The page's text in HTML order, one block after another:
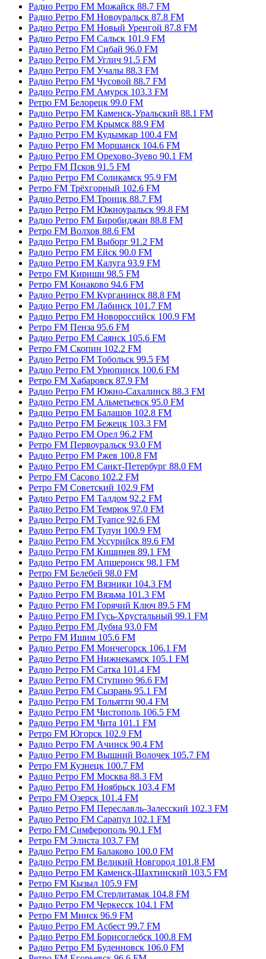
Радио Ретро FM Можайск 88.7 FM
Радио Ретро FM Новоуральск 87.8 FM
Радио Ретро FM Новый Уренгой 87.8 FM
Радио Ретро FM Сальск 101.9 FM
Радио Ретро FM Сибай 96.0 FM
Радио Ретро FM Углич 91.5 FM
Радио Ретро FM Учалы 88.3 FM
Радио Ретро FM Чусовой 88.7 FM
Радио Ретро FM Амурск 103.3 FM
Ретро FM Белорецк 99.0 FM
Радио Ретро FM Каменск-Уральский 88.1 FM
Радио Ретро FM Крымск 88.9 FM
Радио Ретро FM Кудымкар 100.4 FM
Радио Ретро FM Моршанск 104.6 FM
Радио Ретро FM Орехово-Зуево 90.1 FM
Ретро FM Псков 91.5 FM
Радио Ретро FM Соликамск 95.9 FM
Ретро FM Трёхгорный 102.6 FM
Радио Ретро FM Троицк 88.7 FM
Радио Ретро FM Южноуральск 99.8 FM
Радио Ретро FM Биробиджан 88.8 FM
Ретро FM Волхов 88.6 FM
Радио Ретро FM Выборг 91.2 FM
Радио Ретро FM Ейск 90.0 FM
Радио Ретро FM Калуга 93.9 FM
Ретро FM Кириши 98.5 FM
Ретро FM Конаково 94.6 FM
Радио Ретро FM Курганинск 88.8 FM
Радио Ретро FM Лабинск 101.7 FM
Радио Ретро FM Новороссийск 100.9 FM
Ретро FM Пенза 95.6 FM
Радио Ретро FM Саянск 105.6 FM
Ретро FM Скопин 102.2 FM
Радио Ретро FM Тобольск 99.5 FM
Радио Ретро FM Урюпинск 100.6 FM
Ретро FM Хабаровск 87.9 FM
Радио Ретро FM Южно-Сахалинск 88.3 FM
Радио Ретро FM Альметьевск 95.0 FM
Радио Ретро FM Балашов 102.8 FM
Радио Ретро FM Бежецк 103.3 FM
Радио Ретро FM Орел 96.2 FM
Ретро FM Первоуральск 93.0 FM
Радио Ретро FM Ржев 100.8 FM
Радио Ретро FM Санкт-Петербург 88.0 FM
Ретро FM Сасово 102.2 FM
Ретро FM Советский 102.9 FM
Радио Ретро FM Талдом 92.2 FM
Радио Ретро FM Темрюк 97.0 FM
Радио Ретро FM Туапсе 92.6 FM
Радио Ретро FM Тулун 100.9 FM
Радио Ретро FM Уссурийск 89.6 FM
Радио Ретро FM Кишинев 89.1 FM
Радио Ретро FM Апшеронск 98.1 FM
Ретро FM Белебей 98.0 FM
Радио Ретро FM Вязники 104.3 FM
Радио Ретро FM Вязьма 101.3 FM
Радио Ретро FM Горячий Ключ 89.5 FM
Радио Ретро FM Гусь-Хрустальный 99.1 FM
Радио Ретро FM Дубна 93.0 FM
Ретро FM Ишим 105.6 FM
Радио Ретро FM Мончегорск 106.1 FM
Радио Ретро FM Нижнекамск 105.1 FM
Радио Ретро FM Сатка 101.4 FM
Радио Ретро FM Ступино 96.6 FM
Радио Ретро FM Сызрань 95.1 FM
Радио Ретро FM Тольятти 90.4 FM
Радио Ретро FM Чистополь 106.5 FM
Радио Ретро FM Чита 101.1 FM
Ретро FM Югорск 102.9 FM
Радио Ретро FM Ачинск 90.4 FM
Радио Ретро FM Вышний Волочек 105.7 FM
Ретро FM Кузнецк 100.7 FM
Радио Ретро FM Москва 88.3 FM
Радио Ретро FM Ноябрьск 103.4 FM
Ретро FM Озерск 101.4 FM
Радио Ретро FM Переславль-Залесский 102.3 FM
Радио Ретро FM Сарапул 102.1 FM
Ретро FM Симферополь 90.1 FM
Ретро FM Элиста 103.7 FM
Радио Ретро FM Балаково 100.0 FM
Радио Ретро FM Великий Новгород 101.8 FM
Радио Ретро FM Каменск-Шахтинский 103.5 FM
Ретро FM Кызыл 105.9 FM
Радио Ретро FM Стерлитамак 104.8 FM
Радио Ретро FM Черкесск 104.1 FM
Ретро FM Минск 96.9 FM
Радио Ретро FM Асбест 99.7 FM
Радио Ретро FM Борисоглебск 100.8 FM
Радио Ретро FM Буденновск 106.0 FM